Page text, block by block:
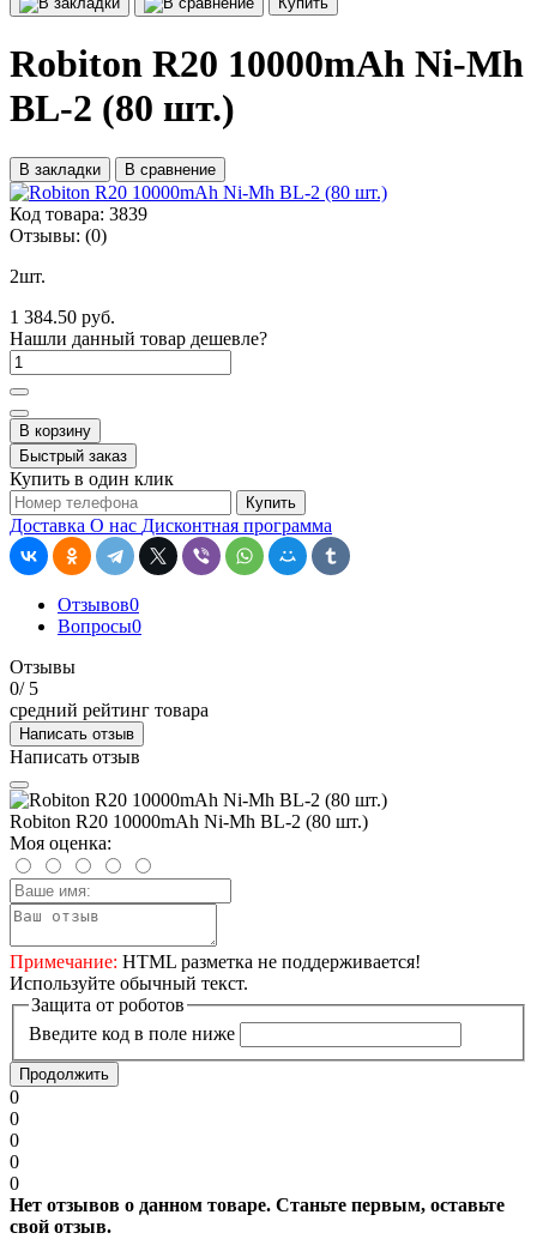
Robiton R20 10000mAh Ni-Mh
BL-2 (80 шт.)
В закладки В сравнение
Код товара: 3839
Отзывы: (0)
2шт.
1 384.50 руб.
Нашли данный товар дешевле?
В корзину
Быстрый заказ
Купить в один клик
Купить
Доставка О нас Дисконтная программа
Отзывов0
Вопросы0
Отзывы
0/ 5
средний рейтинг товара
Написать отзыв
Написать отзыв
Robiton R20 10000mAh Ni-Mh BL-2 (80 шт.)
Моя оценка:
Примечание: HTML разметка не поддерживается!
Используйте обычный текст.
Защита от роботов
Введите код в поле ниже
Продолжить
0
0
0
0
0
Нет отзывов о данном товаре. Станьте первым, оставьте
свой отзыв.